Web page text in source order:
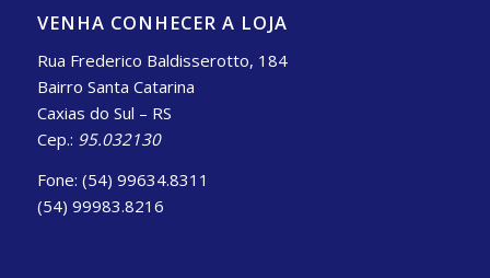
VENHA CONHECER A LOJA
Rua Frederico Baldisserotto, 184
Bairro Santa Catarina
Caxias do Sul – RS
Cep.: 95.032130
Fone: (54) 99634.8311
(54) 99983.8216